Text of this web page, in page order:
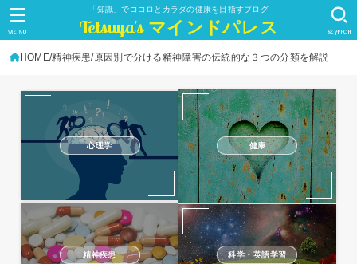
「知識」でココロとカラダの健康を目指すブログ
Tetsuya's マインドパレス SEARCH
MENU
HOME 精神疾患 原因別で分ける精神障害の伝統的な３つの分類を解説
心理学 健康
精神疾患 科学・英語学習